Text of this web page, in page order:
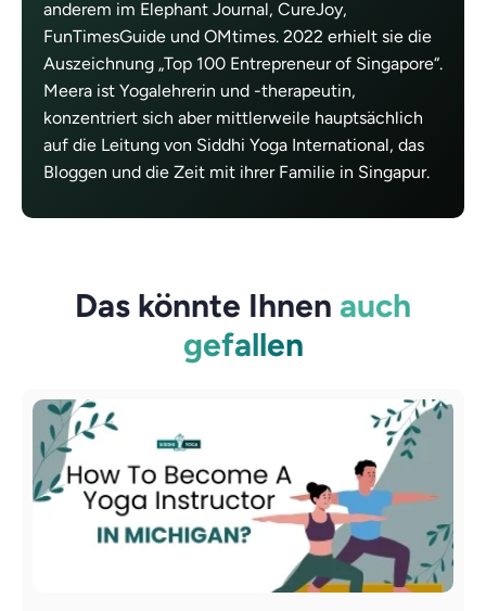
anderem im Elephant Journal, CureJoy,
FunTimesGuide und OMtimes. 2022 erhielt sie die
Auszeichnung „Top 100 Entrepreneur of Singapore“.
Meera ist Yogalehrerin und -therapeutin,
konzentriert sich aber mittlerweile hauptsächlich
auf die Leitung von Siddhi Yoga International, das
Bloggen und die Zeit mit ihrer Familie in Singapur.
Das könnte Ihnen auch
gefallen